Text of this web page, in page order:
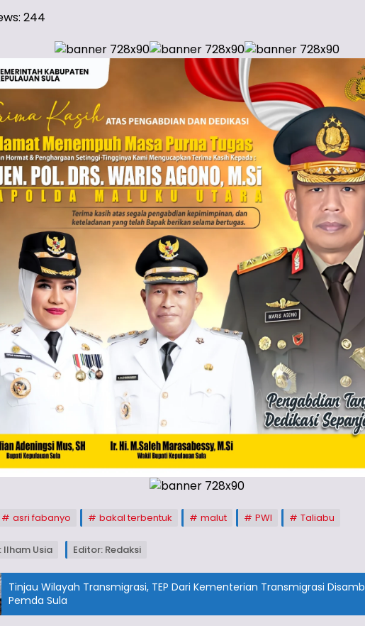
244
asri fabanyo bakal terbentuk malut PWI Taliabu
Ilham Usia Editor: Redaksi
Tinjau Wilayah Transmigrasi, TEP Dari Kementerian Transmigrasi Disambut
Pemda Sula